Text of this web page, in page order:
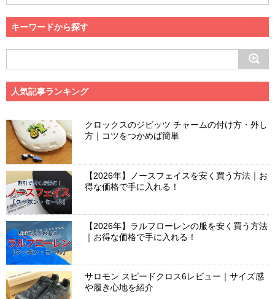
キーワードから探す
人気記事ランキング
クロックスのジビッツ チャームの付け方・外し
方｜コツをつかめば簡単
【2026年】ノースフェイスを安く買う方法｜お
得な価格で手に入れる！
【2026年】ラルフローレンの服を安く買う方法
｜お得な価格で手に入れる！
サロモン スピードクロス6レビュー｜サイズ感
や履き心地を紹介